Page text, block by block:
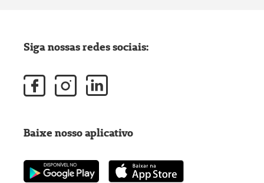
Siga nossas redes sociais:
Baixe nosso aplicativo